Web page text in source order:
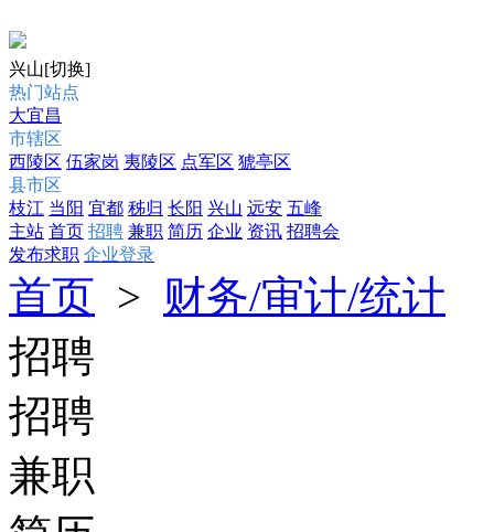
兴山[切换]
热门站点
大宜昌
市辖区
西陵区 伍家岗 夷陵区 点军区 猇亭区
县市区
枝江 当阳 宜都 秭归 长阳 兴山 远安 五峰
主站 首页 招聘 兼职 简历 企业 资讯 招聘会
发布求职 企业登录
首页 > 财务/审计/统计
招聘
招聘
兼职